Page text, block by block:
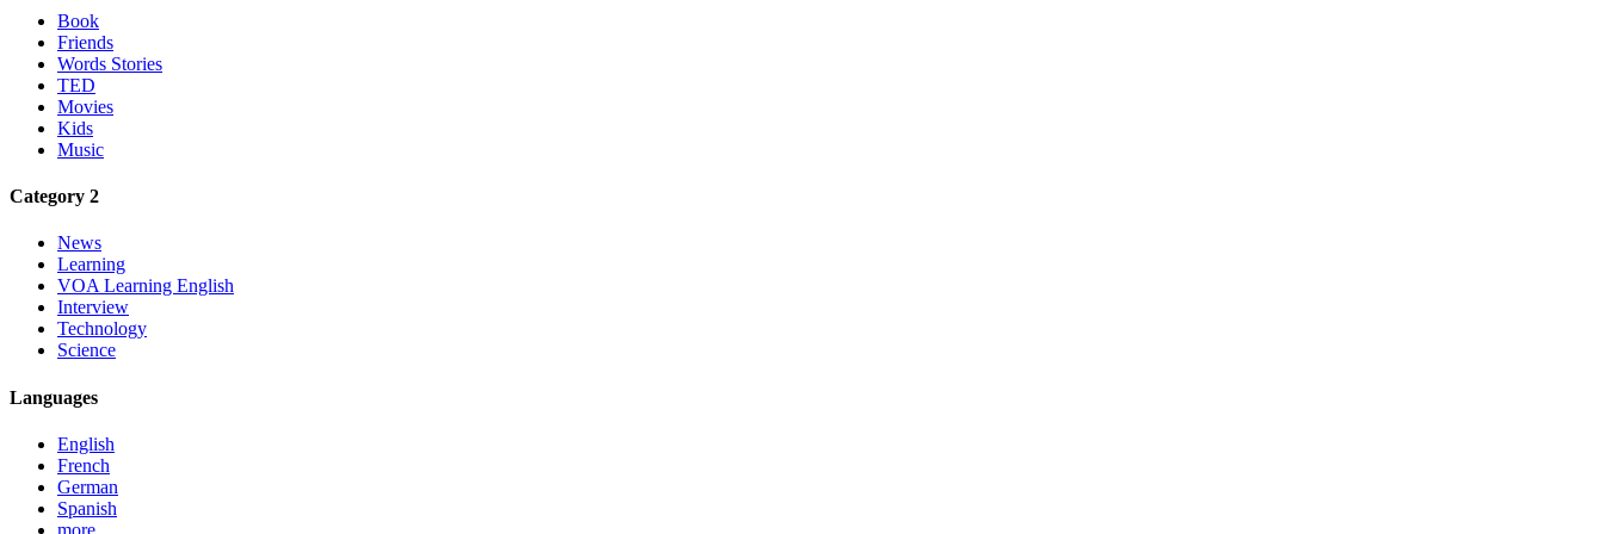
Book
Friends
Words Stories
TED
Movies
Kids
Music
Category 2
News
Learning
VOA Learning English
Interview
Technology
Science
Languages
English
French
German
Spanish
more